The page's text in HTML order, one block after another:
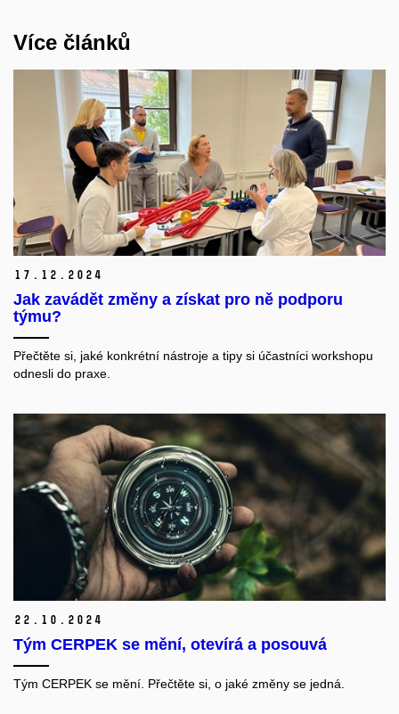
Více článků
17. 12. 2024
Jak zavádět změny a získat pro ně podporu
týmu?
Přečtěte si, jaké konkrétní nástroje a tipy si účastníci workshopu
odnesli do praxe.
22. 10. 2024
Tým CERPEK se mění, otevírá a posouvá
Tým CERPEK se mění. Přečtěte si, o jaké změny se jedná.